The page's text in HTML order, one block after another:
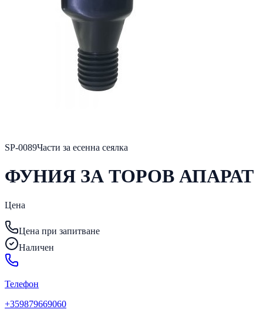
SP-0089Части за есенна сеялка
ФУНИЯ ЗА ТОРОВ АПАРАТ
Цена
Цена при запитване
Наличен
Телефон
+359879669060